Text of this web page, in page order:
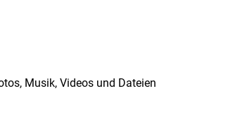
Musik, Videos und Dateien